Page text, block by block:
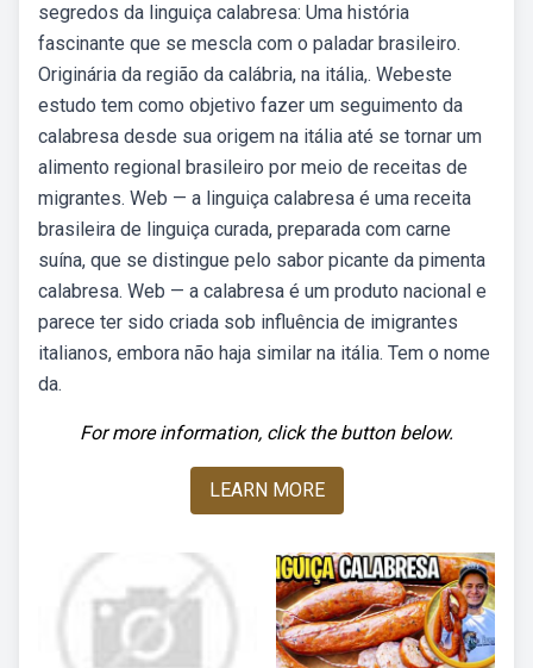
segredos da linguiça calabresa: Uma história
fascinante que se mescla com o paladar brasileiro.
Originária da região da calábria, na itália,. Webeste
estudo tem como objetivo fazer um seguimento da
calabresa desde sua origem na itália até se tornar um
alimento regional brasileiro por meio de receitas de
migrantes. Web — a linguiça calabresa é uma receita
brasileira de linguiça curada, preparada com carne
suína, que se distingue pelo sabor picante da pimenta
calabresa. Web — a calabresa é um produto nacional e
parece ter sido criada sob influência de imigrantes
italianos, embora não haja similar na itália. Tem o nome
da.
For more information, click the button below.
LEARN MORE